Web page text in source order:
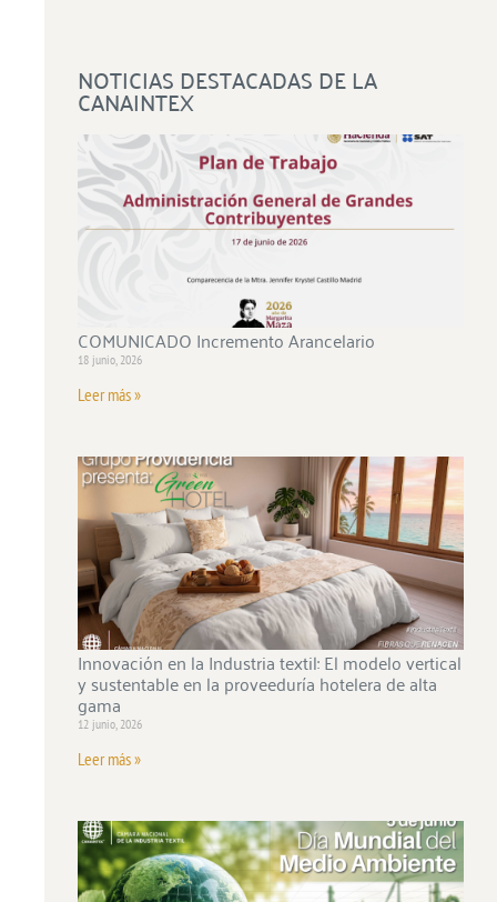
NOTICIAS DESTACADAS DE LA
CANAINTEX
COMUNICADO Incremento Arancelario
18 junio, 2026
Leer más »
Innovación en la Industria textil: El modelo vertical
y sustentable en la proveeduría hotelera de alta
gama
12 junio, 2026
Leer más »